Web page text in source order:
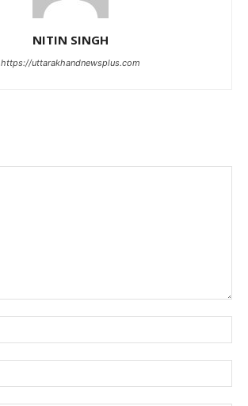
NITIN SINGH
https://uttarakhandnewsplus.com